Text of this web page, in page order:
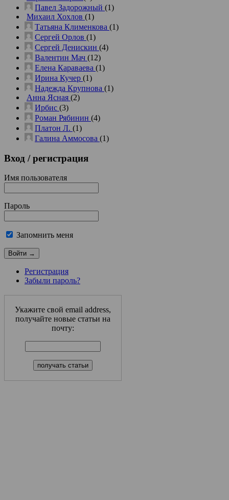
Павел Задорожный (1)
Михаил Хохлов (1)
Татьяна Клименкова (1)
Сергей Орлов (1)
Сергей Денискин (4)
Валентин Мач (12)
Елена Караваева (1)
Ирина Кучер (1)
Надежда Крупнова (1)
Анна Ясная (2)
Ирбис (3)
Роман Рябинин (4)
Платон Л. (1)
Галина Аммосова (1)
Вход / регистрация
Имя пользователя
Пароль
Запомнить меня
Регистрация
Забыли пароль?
Укажите свой email address,
получайте новые статьи на
почту: